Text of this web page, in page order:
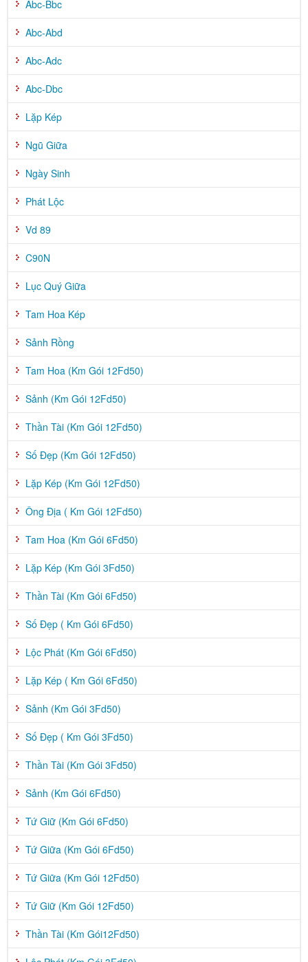
Abc-Bbc
Abc-Abd
Abc-Adc
Abc-Dbc
Lặp Kép
Ngũ Giữa
Ngày Sinh
Phát Lộc
Vd 89
C90N
Lục Quý Giữa
Tam Hoa Kép
Sảnh Rồng
Tam Hoa (Km Gói 12Fd50)
Sảnh (Km Gói 12Fd50)
Thần Tài (Km Gói 12Fd50)
Số Đẹp (Km Gói 12Fd50)
Lặp Kép (Km Gói 12Fd50)
Ông Địa ( Km Gói 12Fd50)
Tam Hoa (Km Gói 6Fd50)
Lặp Kép (Km Gói 3Fd50)
Thần Tài (Km Gói 6Fd50)
Số Đẹp ( Km Gói 6Fd50)
Lộc Phát (Km Gói 6Fd50)
Lặp Kép ( Km Gói 6Fd50)
Sảnh (Km Gói 3Fd50)
Số Đẹp ( Km Gói 3Fd50)
Thần Tài (Km Gói 3Fd50)
Sảnh (Km Gói 6Fd50)
Tứ Giữ (Km Gói 6Fd50)
Tứ Giữa (Km Gói 6Fd50)
Tứ Giữa (Km Gói 12Fd50)
Tứ Giữ (Km Gói 12Fd50)
Thần Tài (Km Gói12Fd50)